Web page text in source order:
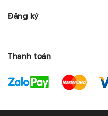
Đăng ký
Thanh toán